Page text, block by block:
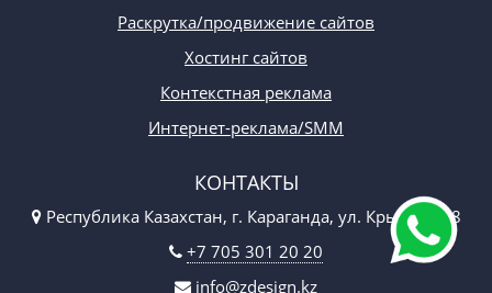
Раскрутка/продвижение сайтов
Хостинг сайтов
Контекстная реклама
Интернет-реклама/SMM
КОНТАКТЫ
Республика Казахстан, г. Караганда, ул. Крылова 48
+7 705 301 20 20
info@zdesign.kz